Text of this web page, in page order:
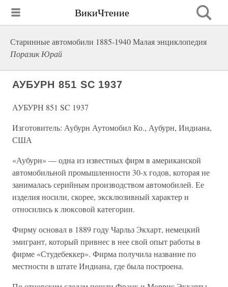
ВикиЧтение
Старинные автомобили 1885-1940 Малая энциклопедия
Поразик Юрай
АУБУРН 851 SC 1937
АУБУРН 851 SC 1937
Изготовитель: Аубурн Аутомобил Ко., Аубурн, Индиана,
США
«Аубурн» — одна из известных фирм в американской
автомобильной промышленности 30-х годов, которая не
занималась серийным производством автомобилей. Ее
изделия носили, скорее, эксклюзивный характер и
относились к люксовой категории.
Фирму основал в 1889 году Чарльз Экхарт, немецкий
эмигрант, который привнес в нее свой опыт работы в
фирме «Студебеккер». Фирма получила название по
местности в штате Индиана, где была построена.